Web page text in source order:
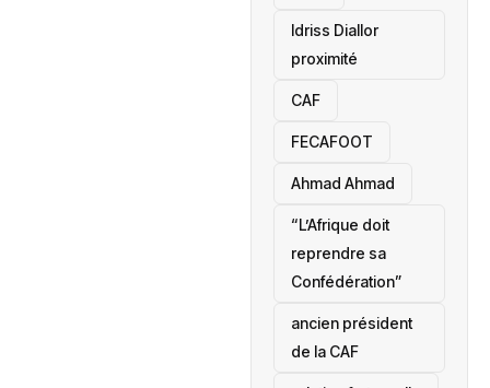
Idriss Diallor
proximité
CAF
FECAFOOT
‎Ahmad Ahmad
“L’Afrique doit
reprendre sa
Confédération”
ancien président
de la CAF